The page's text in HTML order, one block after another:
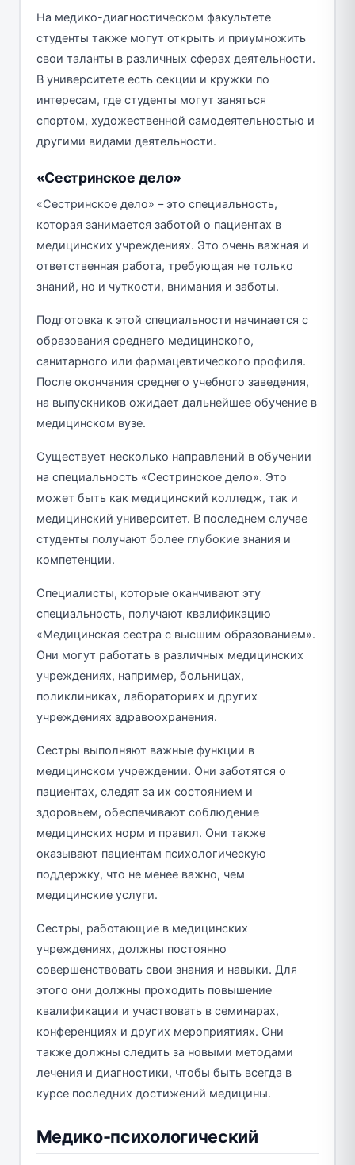
На медико-диагностическом факультете
студенты также могут открыть и приумножить
свои таланты в различных сферах деятельности.
В университете есть секции и кружки по
интересам, где студенты могут заняться
спортом, художественной самодеятельностью и
другими видами деятельности.
«Сестринское дело»
«Сестринское дело» – это специальность,
которая занимается заботой о пациентах в
медицинских учреждениях. Это очень важная и
ответственная работа, требующая не только
знаний, но и чуткости, внимания и заботы.
Подготовка к этой специальности начинается с
образования среднего медицинского,
санитарного или фармацевтического профиля.
После окончания среднего учебного заведения,
на выпускников ожидает дальнейшее обучение в
медицинском вузе.
Существует несколько направлений в обучении
на специальность «Сестринское дело». Это
может быть как медицинский колледж, так и
медицинский университет. В последнем случае
студенты получают более глубокие знания и
компетенции.
Специалисты, которые оканчивают эту
специальность, получают квалификацию
«Медицинская сестра с высшим образованием».
Они могут работать в различных медицинских
учреждениях, например, больницах,
поликлиниках, лабораториях и других
учреждениях здравоохранения.
Сестры выполняют важные функции в
медицинском учреждении. Они заботятся о
пациентах, следят за их состоянием и
здоровьем, обеспечивают соблюдение
медицинских норм и правил. Они также
оказывают пациентам психологическую
поддержку, что не менее важно, чем
медицинские услуги.
Сестры, работающие в медицинских
учреждениях, должны постоянно
совершенствовать свои знания и навыки. Для
этого они должны проходить повышение
квалификации и участвовать в семинарах,
конференциях и других мероприятиях. Они
также должны следить за новыми методами
лечения и диагностики, чтобы быть всегда в
курсе последних достижений медицины.
Медико-психологический